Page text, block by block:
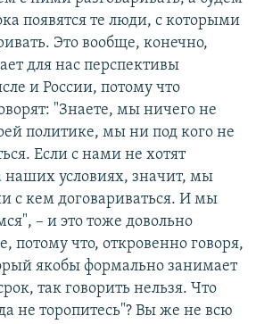
появятся те люди, с которыми
Это вообще, конечно,
для нас перспективы
и России, потому что
"Знаете, мы ничего не
политике, мы ни под кого не
Если с нами не хотят
наших условиях, значит, мы
с кем договариваться. И мы
– и это тоже довольно
потому что, откровенно говоря,
якобы формально занимает
так говорить нельзя. Что
не торопитесь"? Вы же не всю